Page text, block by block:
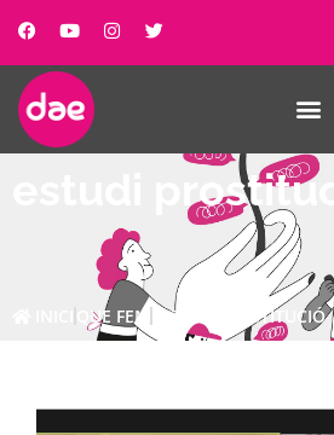
estudi
QUE FEM ESTUDI PROSTITUCIÓ